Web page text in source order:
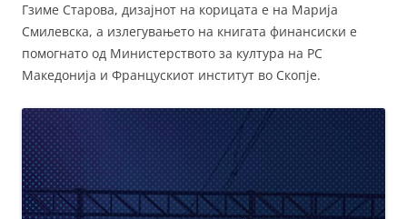
Гзиме Старова, дизајнот на корицата е на Марија
Смилевска, а излегувањето на книгата финансиски е
помогнато од Министерството за култура на РС
Македонија и Францускиот институт во Скопје.